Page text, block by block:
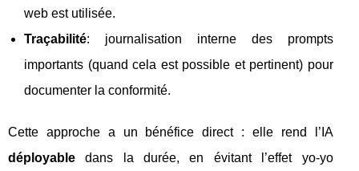
web est utilisée.
Traçabilité: journalisation interne des prompts
importants (quand cela est possible et pertinent) pour
documenter la conformité.
Cette approche a un bénéfice direct : elle rend l’IA
déployable dans la durée, en évitant l’effet yo-yo